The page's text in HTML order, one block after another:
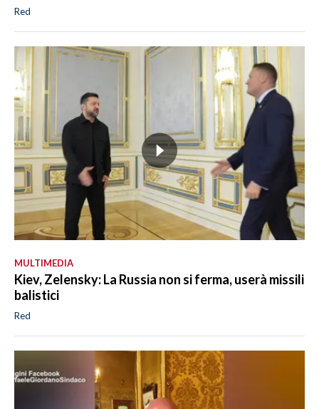
Red
MULTIMEDIA
Kiev, Zelensky: La Russia non si ferma, userà missili
balistici
Red